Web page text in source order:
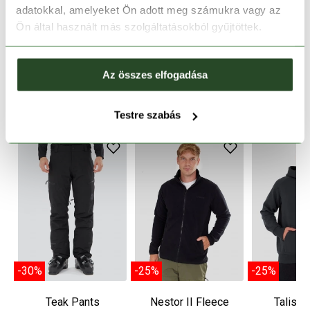
adatokkal, amelyeket Ön adott meg számukra vagy az
Ön által használt más szolgáltatásokból gyűjtöttek.
Az összes elfogadása
Testre szabás
TERMÉKLEÍRÁS
TERMÉK RÉSZLETEK
HOZZÁ AJÁNLJUK
-30%
Teak Pants
-25%
Nestor II Fleece
-25%
Talis